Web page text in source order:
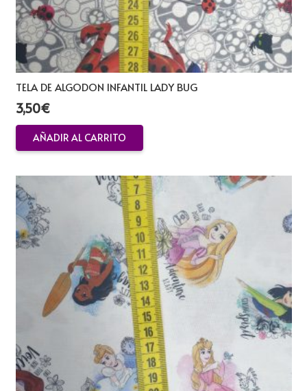
TELA DE ALGODON INFANTIL LADY BUG
3,50€
AÑADIR AL CARRITO